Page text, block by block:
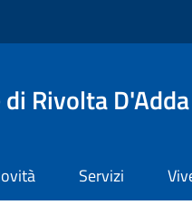
di Rivolta D'Adda
Servizi